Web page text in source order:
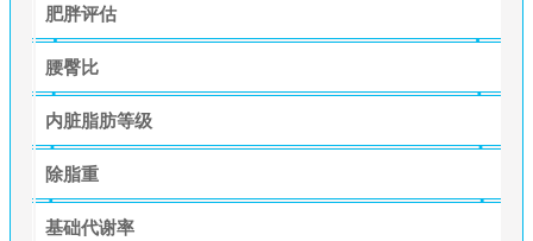
肥胖评估
腰臀比
内脏脂肪等级
除脂重
基础代谢率